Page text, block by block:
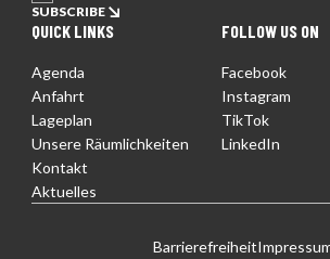
SUBSCRIBE
QUICK LINKS
Agenda
Anfahrt
Lageplan
Unsere Räumlichkeiten
Kontakt
Aktuelles
FOLLOW US ON
Facebook
Instagram
TikTok
LinkedIn
Barrierefreiheit